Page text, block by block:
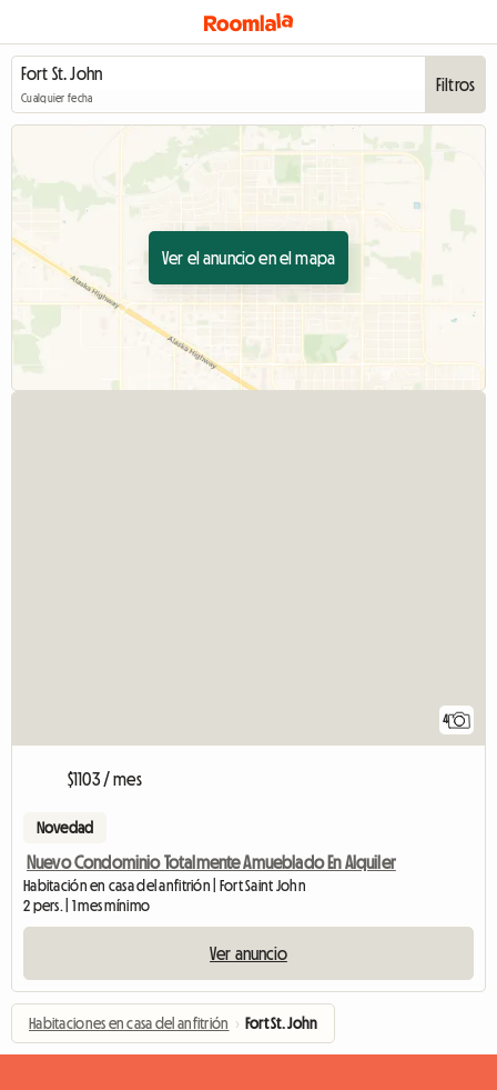
Cualquier fecha
Filtros
Ver el anuncio en el mapa
4
$1103 / mes
Novedad
Nuevo Condominio Totalmente Amueblado En Alquiler
Habitación en casa del anfitrión | Fort Saint John
2 pers. | 1 mes mínimo
Ver anuncio
Habitaciones en casa del anfitrión › Fort St. John